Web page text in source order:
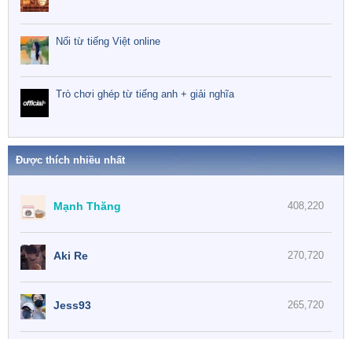
Nối từ tiếng Việt online
Trò chơi ghép từ tiếng anh + giải nghĩa
Được thích nhiều nhất
408,220
Mạnh Thăng
270,720
Aki Re
265,720
Jess93